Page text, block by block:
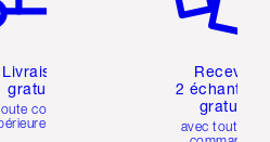
Livraison
gratuite
commande
à 50 $
Recevez
2 échantillons
gratuits
avec toutes les